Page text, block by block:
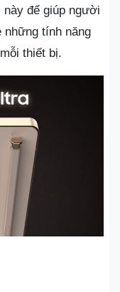
này để giúp người
những tính năng
thiết bị.